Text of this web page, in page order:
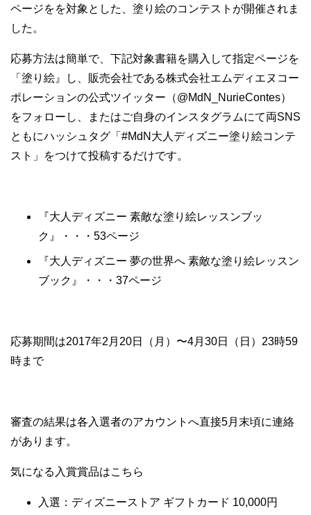
ページをを対象とした、塗り絵のコンテストが開催されま
した。
応募方法は簡単で、下記対象書籍を購入して指定ページを
「塗り絵』し、販売会社である株式会社エムディエヌコー
ポレーションの公式ツイッター（@MdN_NurieContes）
をフォローし、またはご自身のインスタグラムにて両SNS
ともにハッシュタグ「#MdN大人ディズニー塗り絵コンテ
スト」をつけて投稿するだけです。
『大人ディズニー 素敵な塗り絵レッスンブッ
ク』・・・53ページ
『大人ディズニー 夢の世界へ 素敵な塗り絵レッスン
ブック』・・・37ページ
応募期間は2017年2月20日（月）〜4月30日（日）23時59
時まで
審査の結果は各入選者のアカウントへ直接5月末頃に連絡
があります。
気になる入賞賞品はこちら
入選：ディズニーストア ギフトカード 10,000円